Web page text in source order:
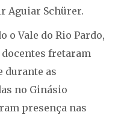
Aguiar Schürer.
o Vale do Rio Pardo,
fretaram
durante as
no Ginásio
presença nas